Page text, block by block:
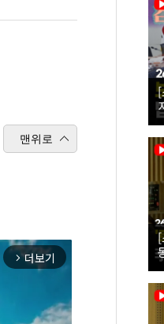
맨위로
arrow_forward_ios 더보기
[
[